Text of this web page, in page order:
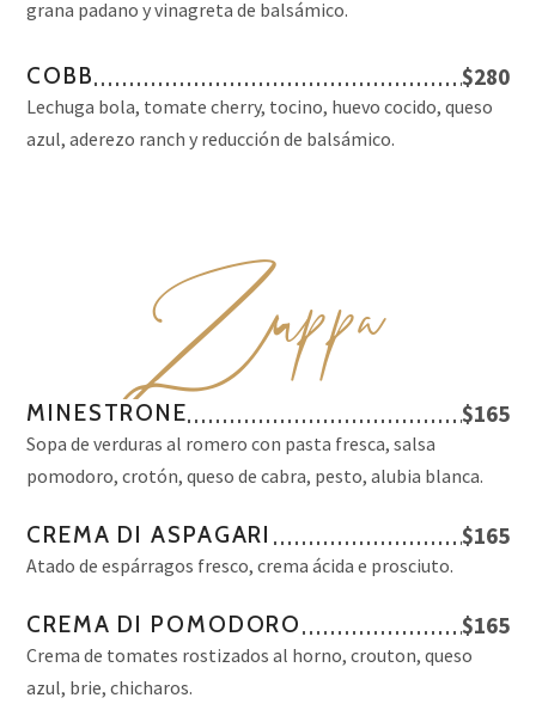
grana padano y vinagreta de balsámico.
COBB
Lechuga bola, tomate cherry, tocino, huevo cocido, queso
azul, aderezo ranch y reducción de balsámico.
$280
Z
uppa
MINESTRONE
Sopa de verduras al romero con pasta fresca, salsa
pomodoro, crotón, queso de cabra, pesto, alubia blanca.
$165
CREMA DI ASPAGARI
Atado de espárragos fresco, crema ácida e prosciuto.
$165
CREMA DI POMODORO
Crema de tomates rostizados al horno, crouton, queso
azul, brie, chicharos.
$165